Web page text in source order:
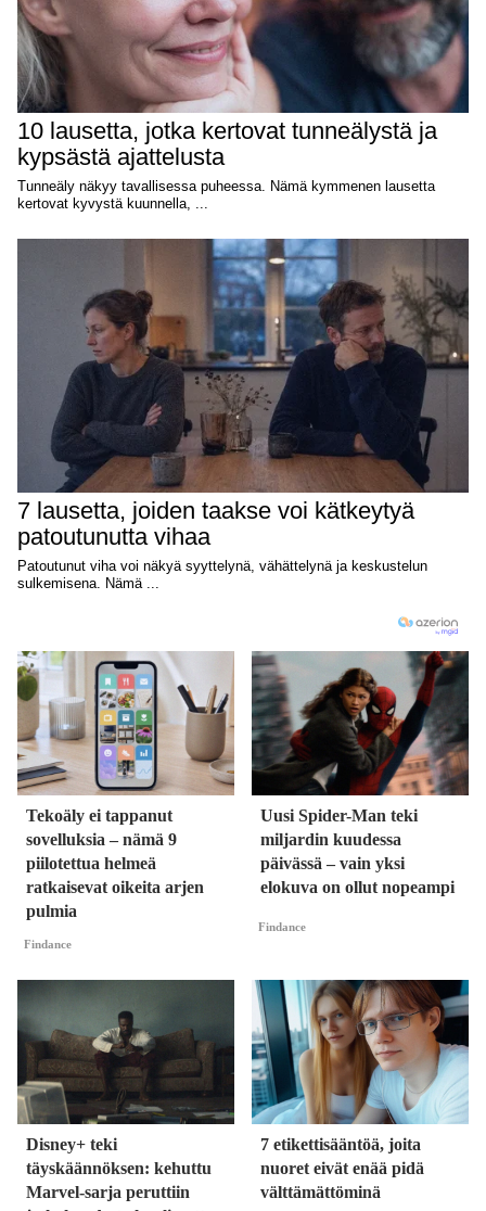
Tekoäly ei tappanut
sovelluksia – nämä 9
piilotettua helmeä
ratkaisevat oikeita arjen
pulmia
Findance
Uusi Spider-Man teki
miljardin kuudessa
päivässä – vain yksi
elokuva on ollut nopeampi
Findance
Disney+ teki
täyskäännöksen: kehuttu
Marvel-sarja peruttiin
7 etikettisääntöä, joita
nuoret eivät enää pidä
välttämättöminä